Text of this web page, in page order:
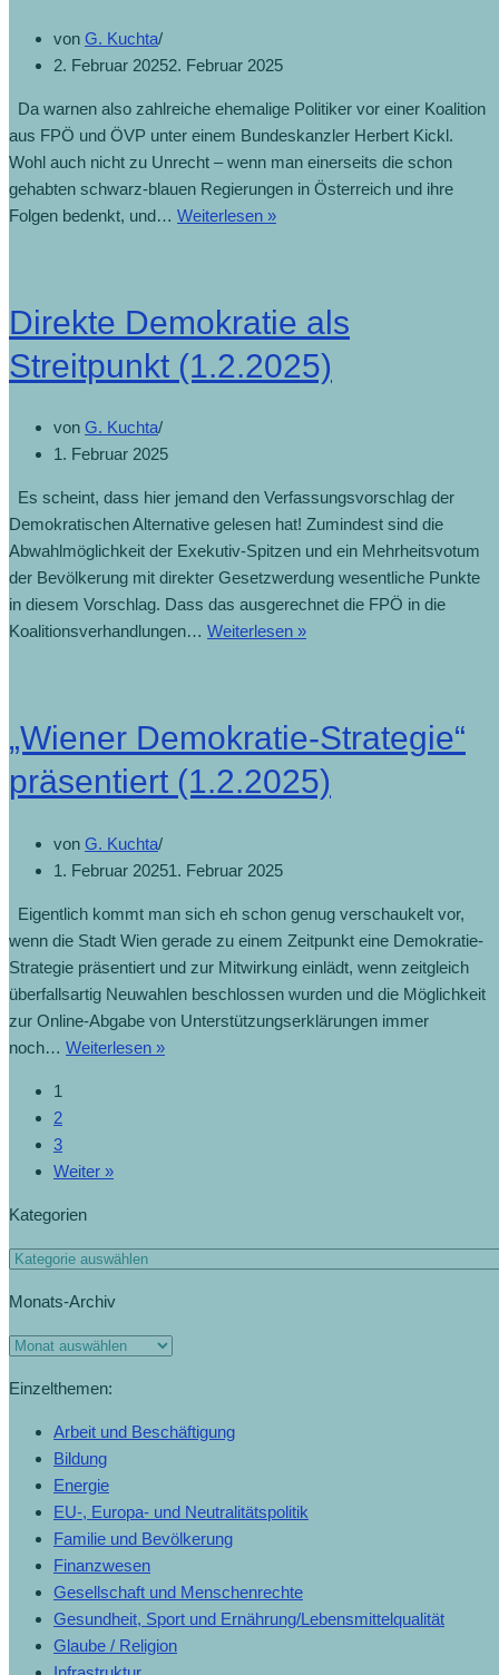
von G. Kuchta
2. Februar 20252. Februar 2025
Da warnen also zahlreiche ehemalige Politiker vor einer Koalition
aus FPÖ und ÖVP unter einem Bundeskanzler Herbert Kickl.
Wohl auch nicht zu Unrecht – wenn man einerseits die schon
gehabten schwarz-blauen Regierungen in Österreich und ihre
Folgen bedenkt, und… Weiterlesen »
Direkte Demokratie als
Streitpunkt (1.2.2025)
von G. Kuchta
1. Februar 2025
Es scheint, dass hier jemand den Verfassungsvorschlag der
Demokratischen Alternative gelesen hat! Zumindest sind die
Abwahlmöglichkeit der Exekutiv-Spitzen und ein Mehrheitsvotum
der Bevölkerung mit direkter Gesetzwerdung wesentliche Punkte
in diesem Vorschlag. Dass das ausgerechnet die FPÖ in die
Koalitionsverhandlungen… Weiterlesen »
„Wiener Demokratie-Strategie“
präsentiert (1.2.2025)
von G. Kuchta
1. Februar 20251. Februar 2025
Eigentlich kommt man sich eh schon genug verschaukelt vor,
wenn die Stadt Wien gerade zu einem Zeitpunkt eine Demokratie-
Strategie präsentiert und zur Mitwirkung einlädt, wenn zeitgleich
überfallsartig Neuwahlen beschlossen wurden und die Möglichkeit
zur Online-Abgabe von Unterstützungserklärungen immer
noch… Weiterlesen »
1
2
3
Weiter »
Kategorien
Monats-Archiv
Einzelthemen:
Arbeit und Beschäftigung
Bildung
Energie
EU-, Europa- und Neutralitätspolitik
Familie und Bevölkerung
Finanzwesen
Gesellschaft und Menschenrechte
Gesundheit, Sport und Ernährung/Lebensmittelqualität
Glaube / Religion